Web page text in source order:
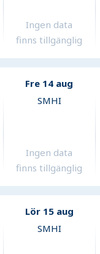
Ingen data
finns tillgänglig
Fre 14 aug
SMHI
Ingen data
finns tillgänglig
Lör 15 aug
SMHI